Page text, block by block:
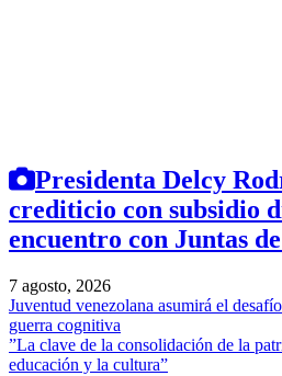
Presidenta Delcy
crediticio con subsidio
encuentro con Juntas
7 agosto, 2026
Juventud venezolana asumirá el
guerra cognitiva
”La clave de la consolidación de la
educación y la cultura”